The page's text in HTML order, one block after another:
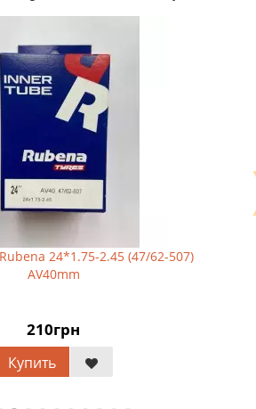
24*1.75-2.45 (47/62-507)
AV40mm
210грн
Купить